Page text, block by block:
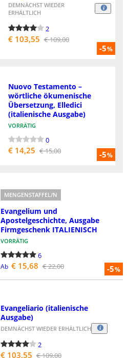
-5%
DEMNÄCHST WIEDER
ERHÄLTLICH
2
€ 103,55 € 109,00
-5%
Nuovo Testamento –
wörtliche ökumenische
Übersetzung, Elledici
(italienische Ausgabe)
VORRÄTIG
0
€ 14,25 € 15,00
-5%
MENGENSTAFFEL/N
Evangelium und
Apostelgeschichte, Ausgabe
Firmgeschenk ITALIENISCH
VORRÄTIG
6
Ab € 15,68 € 22,00
Evangeliario (italienische
Ausgabe)
DEMNÄCHST WIEDER ERHÄLTLICH
2
€ 103,55 € 109,00